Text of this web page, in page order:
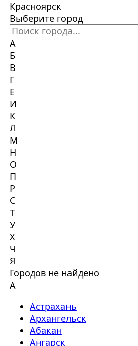
Красноярск
Выберите город
А
Б
В
Г
Е
И
К
Л
М
Н
О
П
Р
С
Т
У
Х
Ч
Я
Городов не найдено
А
Астрахань
Архангельск
Абакан
Ангарск